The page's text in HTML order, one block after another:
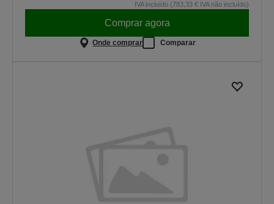
IVA incluído (783,33 € IVA não incluído)
Comprar agora
Onde comprar Comparar